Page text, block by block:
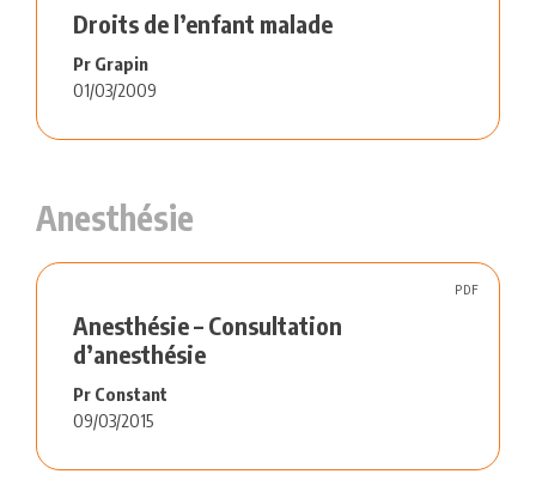
Droits de l’enfant malade
Pr Grapin
01/03/2009
Anesthésie
Anesthésie – Consultation
d’anesthésie
Pr Constant
09/03/2015
PDF